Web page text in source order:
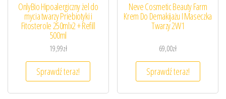
OnlyBio Hipoalergiczny żel do
mycia twarzy Priebiotyki i
Fitosterole 250mlx2 + Refill
500ml
19,99zł
Sprawdź teraz!
Neve Cosmetic Beauty Farm
Krem Do Demakijażu I Maseczka
Twarzy 2W1
69,00zł
Sprawdź teraz!